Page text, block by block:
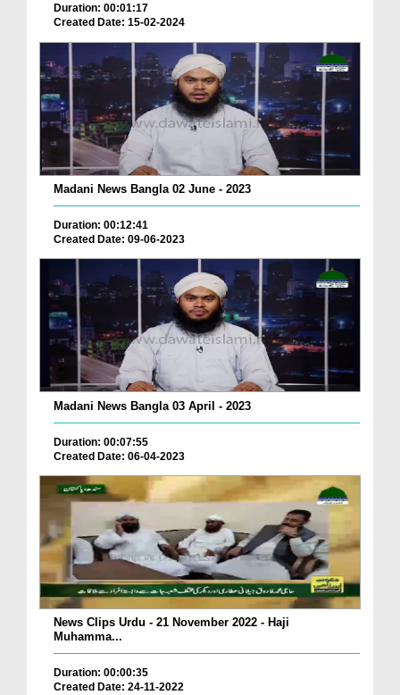
Duration: 00:01:17
Created Date: 15-02-2024
Madani News Bangla 02 June - 2023
Duration: 00:12:41
Created Date: 09-06-2023
Madani News Bangla 03 April - 2023
Duration: 00:07:55
Created Date: 06-04-2023
News Clips Urdu - 21 November 2022 - Haji
Muhamma...
Duration: 00:00:35
Created Date: 24-11-2022